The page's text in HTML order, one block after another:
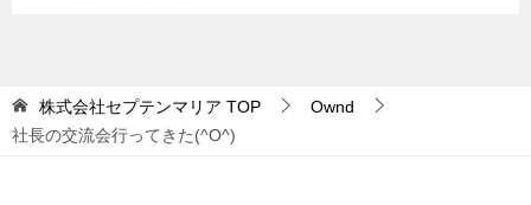
株式会社セプテンマリア TOP
Ownd
社長の交流会行ってきた(^O^)